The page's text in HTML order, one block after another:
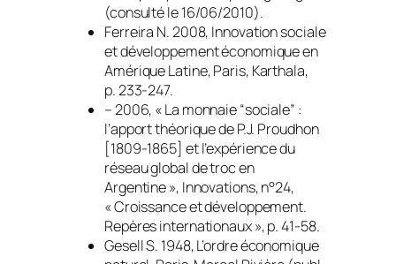
(consulté le 16/06/2010).
Ferreira N. 2008, Innovation sociale
et développement économique en
Amérique Latine, Paris, Karthala,
p. 233-247.
– 2006, « La monnaie “sociale” :
l’apport théorique de P.J. Proudhon
[1809-1865] et l’expérience du
réseau global de troc en
Argentine », Innovations, n°24,
« Croissance et développement.
Repères internationaux », p. 41-58.
Gesell S. 1948,L’ordre économique